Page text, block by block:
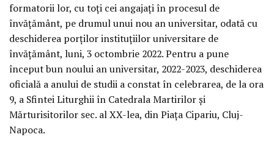
formatorii lor, cu toți cei angajați în procesul de
învățământ, pe drumul unui nou an universitar, odată cu
deschiderea porților instituțiilor universitare de
învățământ, luni, 3 octombrie 2022. Pentru a pune
început bun noului an universitar, 2022-2023, deschiderea
oficială a anului de studii a constat în celebrarea, de la ora
9, a Sfintei Liturghii în Catedrala Martirilor și
Mărturisitorilor sec. al XX-lea, din Piața Cipariu, Cluj-
Napoca.